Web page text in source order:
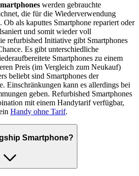
werden gebrauchte
die für die Wiederverwendung
Ob als kaputtes Smartphone repariert oder
und somit wieder voll
refurbished Initiative gibt Smartphones
Es gibt unterschiedliche
Smartphones zu einem
Preis (im Vergleich zum Neukauf)
beliebt sind Smartphones der
Einschränkungen kann es allerdings bei
geben. Refurbished Smartphones
mit einem Handytarif verfügbar,
Handy ohne Tarif.
Smartphone?